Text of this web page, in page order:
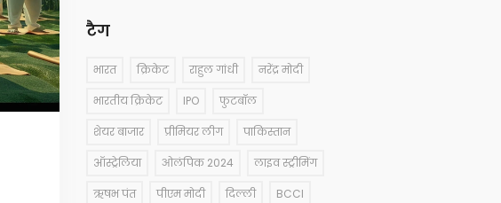
टैग
भारत क्रिकेट राहुल गांधी नरेंद्र मोदी
भारतीय क्रिकेट IPO फुटबॉल
शेयर बाजार प्रीमियर लीग पाकिस्तान
ऑस्ट्रेलिया ओलंपिक 2024 लाइव स्ट्रीमिंग
ऋषभ पंत पीएम मोदी दिल्ली BCCI